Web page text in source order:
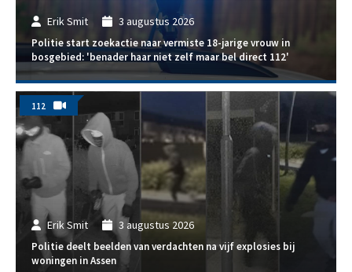
Erik Smit 3 augustus 2026
Politie start zoekactie naar vermiste 18-jarige vrouw in
bosgebied: 'benader haar niet zelf maar bel direct 112'
Erik Smit 3 augustus 2026
Politie deelt beelden van verdachten na vijf explosies bij
woningen in Assen
112